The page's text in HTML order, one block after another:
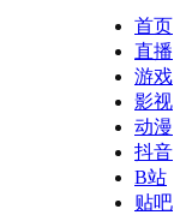
首页
直播
游戏
影视
动漫
抖音
B站
贴吧